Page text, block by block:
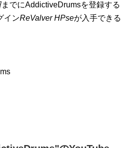
までにAddictiveDrumsを登録する
インReValver HPseが入手できる